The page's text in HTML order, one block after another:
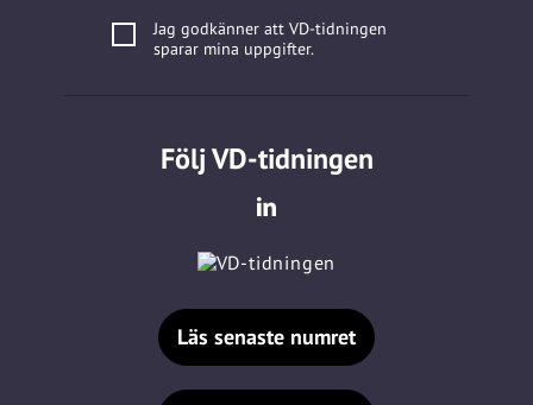
Jag godkänner att VD-tidningen
sparar mina uppgifter.
Följ VD-tidningen
Läs senaste numret